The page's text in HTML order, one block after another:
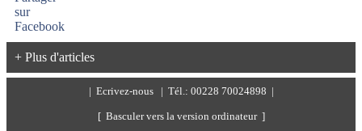
+ Plus d'articles
Ecrivez-nous | Tél.: 00228 70024898 |
[ Basculer vers la version ordinateur ]